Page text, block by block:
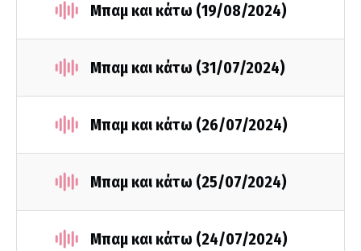
Μπαμ και κάτω (19/08/2024)
Μπαμ και κάτω (31/07/2024)
Μπαμ και κάτω (26/07/2024)
Μπαμ και κάτω (25/07/2024)
Μπαμ και κάτω (24/07/2024)